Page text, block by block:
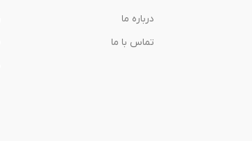
درباره‌ ما
تماس با ما